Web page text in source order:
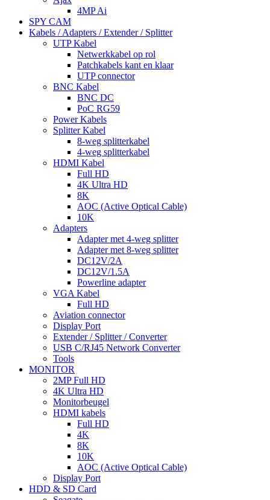
4MP Ai
SPY CAM
Kabels / Adapters / Extender / Splitter
UTP Kabel
Netwerkkabel op rol
Patchkabels kant en klaar
UTP connector
BNC Kabel
BNC DC
PoC RG59
Power Kabels
Splitter Kabel
8-weg splitterkabel
4-weg splitterkabel
HDMI Kabel
Full HD
4K Ultra HD
8K
AOC (Active Optical Cable)
10K
Adapters
Adapter met 4-weg splitter
Adapter met 8-weg splitter
DC12V/2A
DC12V/1.5A
Powerline adapter
VGA Kabel
Full HD
Aviation connector
Display Port
Extender / Splitter / Converter
USB C/RJ45 Network Converter
Tools
MONITOR
2MP Full HD
4K Ultra HD
Monitorbeugel
HDMI kabels
Full HD
4K
8K
10K
AOC (Active Optical Cable)
Display Port
HDD & SD Card